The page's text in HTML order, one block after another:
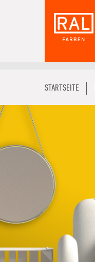
STARTSEITE